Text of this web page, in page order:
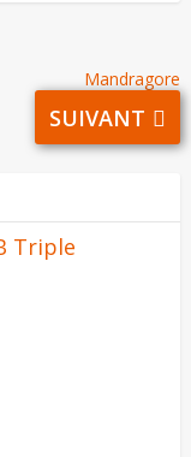
Mandragore
SUIVANT